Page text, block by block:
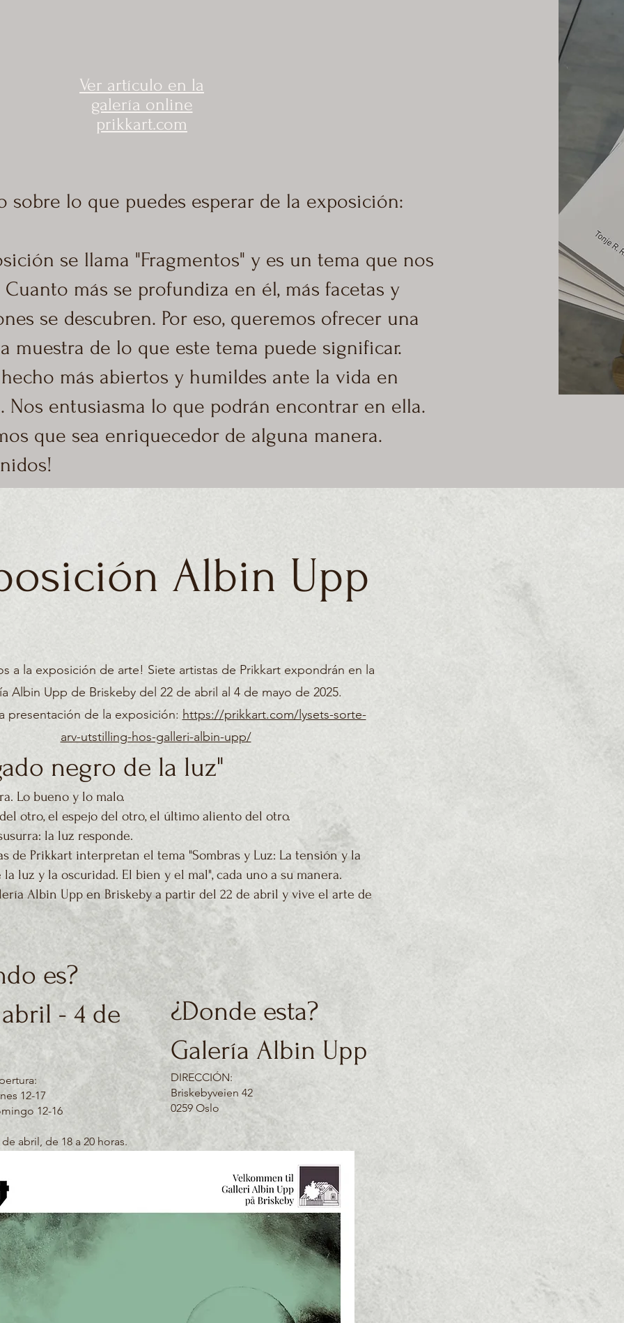
Ver artículo en la
galería online
prikkart.com
sobre lo que puedes esperar de la exposición:
se llama "Fragmentos" y es un tema que nos
Cuanto más se profundiza en él, más facetas y
se descubren. Por eso, queremos ofrecer una
muestra de lo que este tema puede significar.
más abiertos y humildes ante la vida en
Nos entusiasma lo que podrán encontrar en ella.
que sea enriquecedor de alguna manera.
Albin Upp
a la exposición de arte! Siete artistas de Prikkart expondrán en la
Albin Upp de Briskeby del 22 de abril al 4 de mayo de 2025.
presentación de la exposición: https://prikkart.com/lysets-sorte-
arv-utstilling-hos-galleri-albin-upp/
negro de la luz"
Lo bueno y lo malo.
otro, el espejo del otro, el último aliento del otro.
la luz responde.
de Prikkart interpretan el tema "Sombras y Luz: La tensión y la
luz y la oscuridad. El bien y el mal", cada uno a su manera.
Albin Upp en Briskeby a partir del 22 de abril y vive el arte de
es?
- 4 de
12-17
12-16
abril, de 18 a 20 horas.
¿Donde esta?
Galería Albin Upp
DIRECCIÓN:
Briskebyveien 42
0259 Oslo